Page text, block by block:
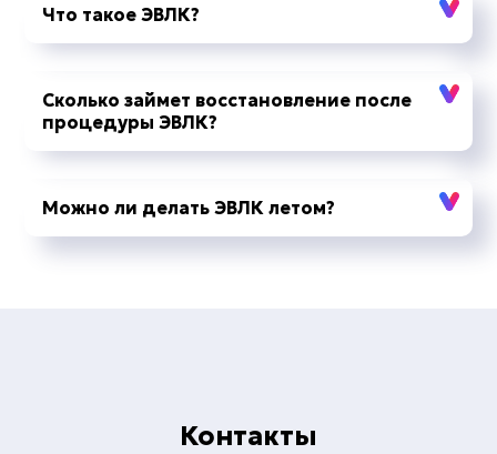
Что такое ЭВЛК?
Сколько займет восстановление после
процедуры ЭВЛК?
Можно ли делать ЭВЛК летом?
Контакты